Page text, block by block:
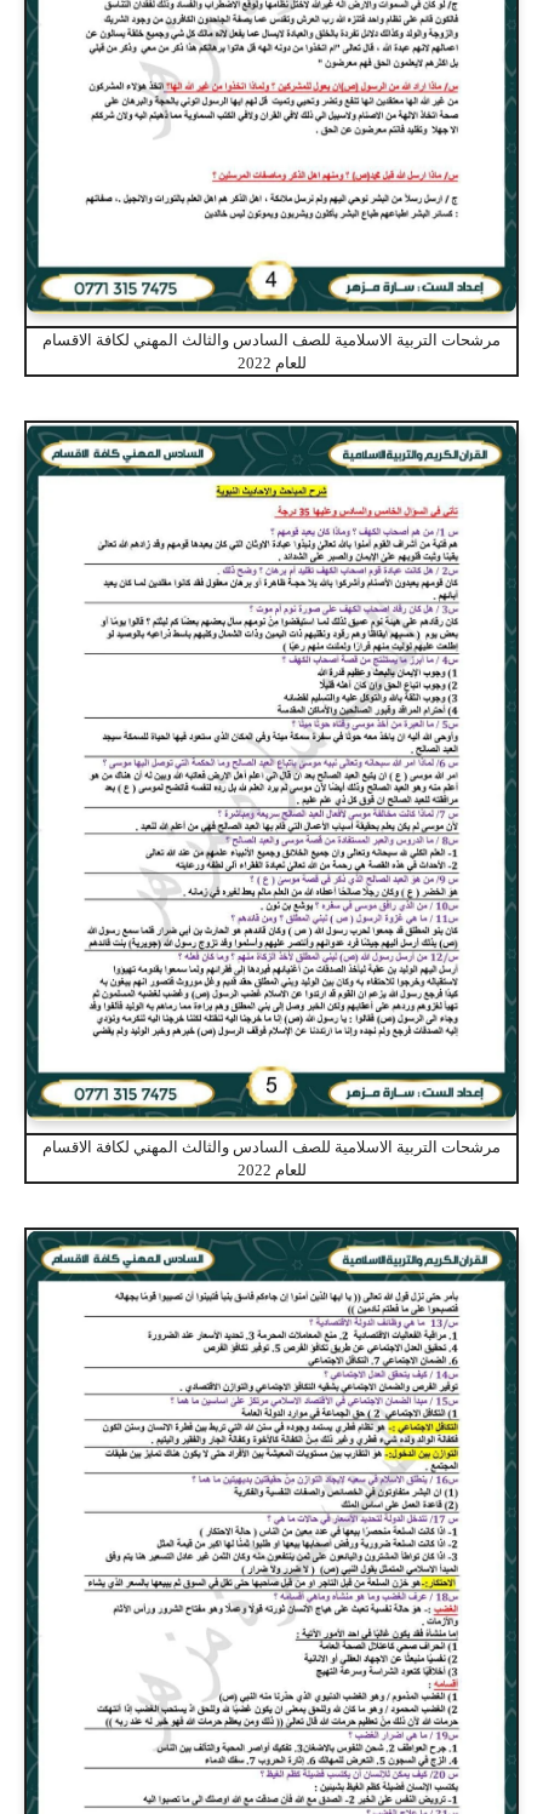
مرشحات التربية الاسلامية للصف السادس والثالث المهني لكافة الاقسام
للعام 2022
مرشحات التربية الاسلامية للصف السادس والثالث المهني لكافة الاقسام
للعام 2022